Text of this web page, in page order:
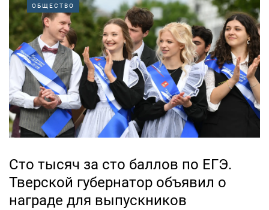
«Следствием установлено, что местный
предприниматель и его партнёр помимо...
ОБЩЕСТВО
Сто тысяч за сто баллов по ЕГЭ.
Тверской губернатор объявил о
награде для выпускников